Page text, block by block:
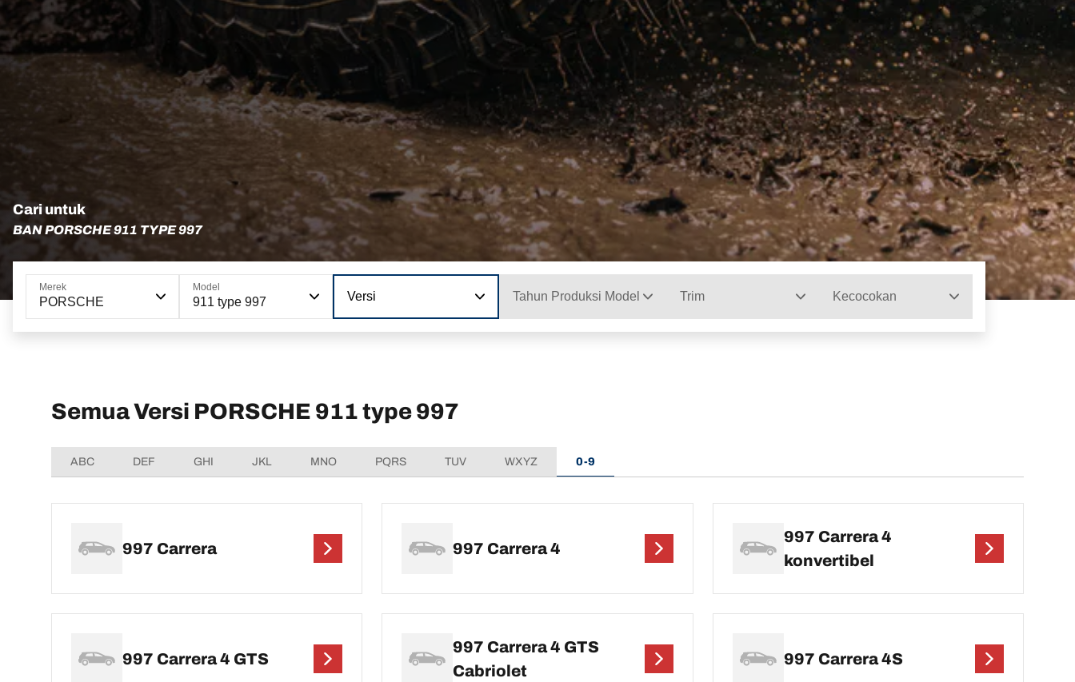
Cari untuk
BAN PORSCHE 911 TYPE 997
Merek
PORSCHE
Model
911 type 997 Versi Tahun Produksi Model Trim Kecocokan
Semua Versi PORSCHE 911 type 997
ABC DEF GHI JKL MNO PQRS TUV WXYZ 0-9
997 Carrera 997 Carrera 4
997 Carrera 4
konvertibel
997 Carrera 4 GTS
997 Carrera 4 GTS
Cabriolet
997 Carrera 4S